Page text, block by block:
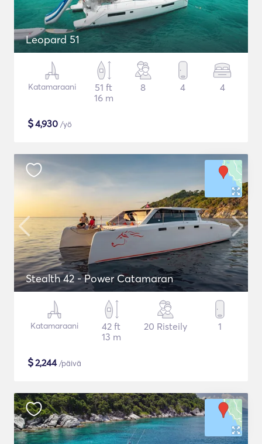
Leopard 51
Katamaraani
51 ft
16 m
8 4 4
$4,930 /yö
Stealth 42 - Power Catamaran
Katamaraani
42 ft
13 m
20 Risteily 1
$2,244/päivä